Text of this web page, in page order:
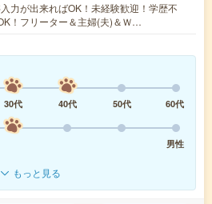
力が出来ればOK！未経験歓迎！学歴不
！フリーター＆主婦(夫)＆Ｗ…
30代 40代 50代
60代
男性
もっと見る